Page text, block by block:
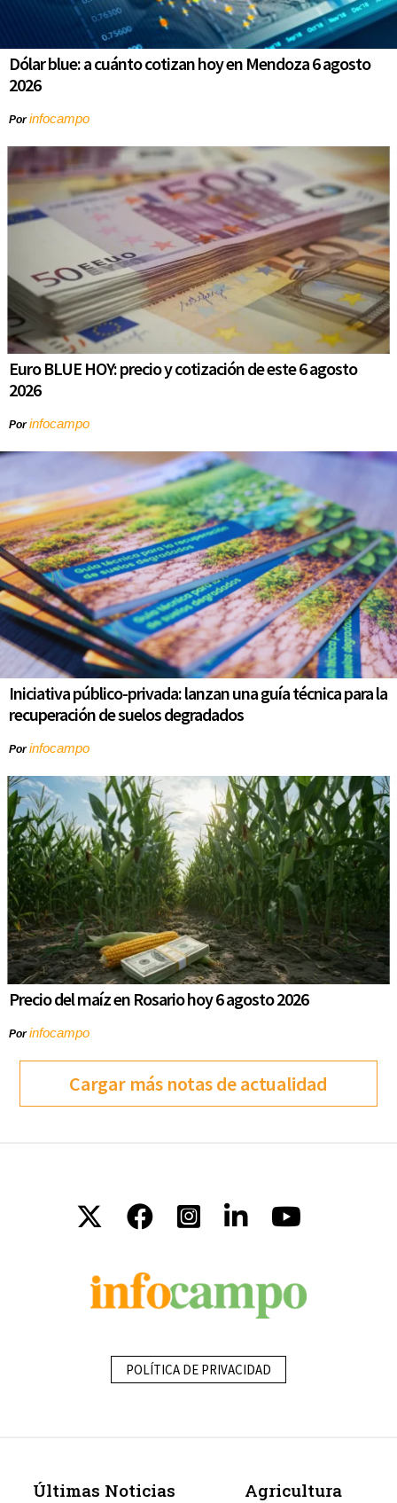
Dólar blue: a cuánto cotizan hoy en Mendoza 6 agosto
2026
Porinfocampo
Euro BLUE HOY: precio y cotización de este 6 agosto
2026
Porinfocampo
Iniciativa público-privada: lanzan una guía técnica para la
recuperación de suelos degradados
Porinfocampo
Precio del maíz en Rosario hoy 6 agosto 2026
Porinfocampo
Cargar más notas de actualidad
POLÍTICA DE PRIVACIDAD
Últimas Noticias
Agricultura